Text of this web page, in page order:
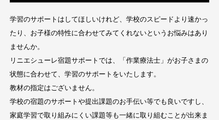
学習のサポートはしてほしいけれど、学校のスピードより速かっ
たり、お子様の特性に合わせてみてくれないというお悩みはあり
ませんか。
リニエシューレ宿題サポートでは、「作業療法士」がお子さまの
状態に合わせて、学習のサポートをいたします。
教材の指定はございません。
学校の宿題のサポートや提出課題のお手伝い等でも良いですし、
家庭学習で取り組みにくい課題等も一緒に取り組むことが出来ま